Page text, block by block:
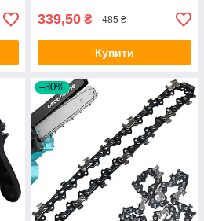
339,50 ₴ 485 ₴
Купити
–30%